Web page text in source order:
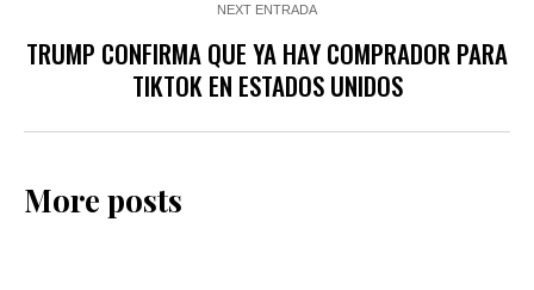
NEXT ENTRADA
TRUMP CONFIRMA QUE YA HAY COMPRADOR PARA
TIKTOK EN ESTADOS UNIDOS
More posts